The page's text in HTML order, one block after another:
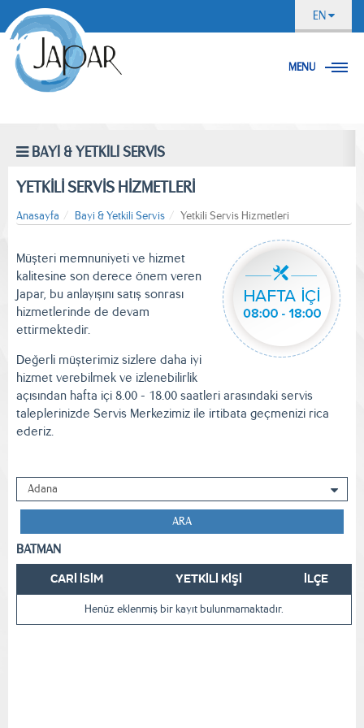
EN
MENU
BAYİ & YETKİLİ SERVİS
YETKİLİ SERVİS HİZMETLERİ
Anasayfa Bayi & Yetkili Servis Yetkili Servis Hizmetleri
Müşteri memnuniyeti ve hizmet
kalitesine son derece önem veren
Japar, bu anlayışını satış sonrası
hizmetlerinde de devam
ettirmektedir.
Değerli müşterimiz sizlere daha iyi
hizmet verebilmek ve izlenebilirlik
açısından hafta içi 8.00 - 18.00 saatleri arasındaki servis
taleplerinizde Servis Merkezimiz ile irtibata geçmenizi rica
ederiz.
ARA
BATMAN
CARİ İSİM YETKİLİ KİŞİ İLÇE
Henüz eklenmiş bir kayıt bulunmamaktadır.